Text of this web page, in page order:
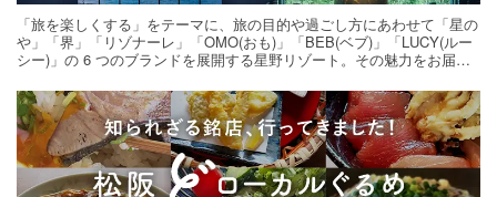
「旅を楽しくする」をテーマに、旅の目的や過ごし方にあわせて「星の
や」「界」「リゾナーレ」「OMO(おも)」「BEB(ベブ)」「LUCY(ルー
シー)」の 6 つのブランドを展開する星野リゾート。その魅力をお届け